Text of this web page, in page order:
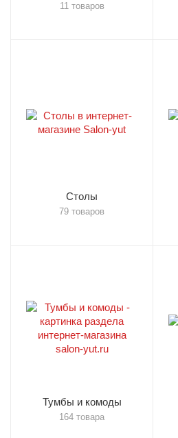
11 товаров
Столы
79 товаров
Тумбы и комоды
164 товара